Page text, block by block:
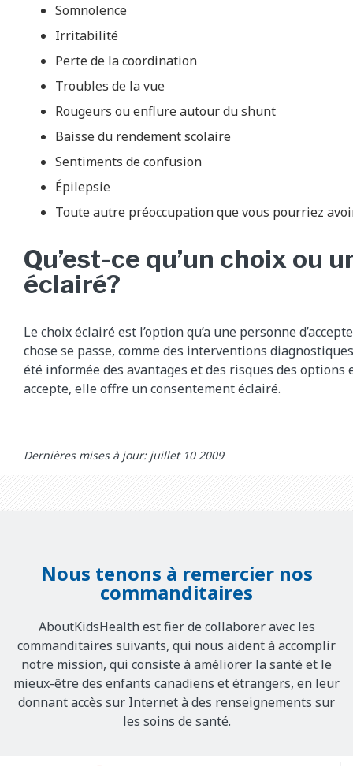
Somnolence
Irritabilité
Perte de la coordination
Troubles de la vue
Rougeurs ou enflure autour du shunt
Baisse du rendement scolaire
Sentiments de confusion
Épilepsie
Toute autre préoccupation que vous pourriez
Qu’est-ce qu’un choix ou
éclairé?
Le choix éclairé est l’option qu’a une personne
chose se passe, comme des interventions
été informée des avantages et des risques des options
accepte, elle offre un consentement éclairé.​
Dernières mises à jour: juillet 10 2009
Nous tenons à remercier nos
commanditaires
AboutKidsHealth est fier de collaborer avec les
commanditaires suivants, qui nous aident à accomplir
notre mission, qui consiste à améliorer la santé et le
mieux-être des enfants canadiens et étrangers, en leur
donnant accès sur Internet à des renseignements sur
les soins de santé.